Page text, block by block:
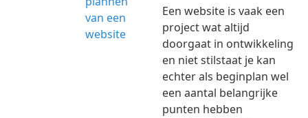
Een website is vaak een
project wat altijd
doorgaat in ontwikkeling
en niet stilstaat je kan
echter als beginplan wel
een aantal belangrijke
punten hebben